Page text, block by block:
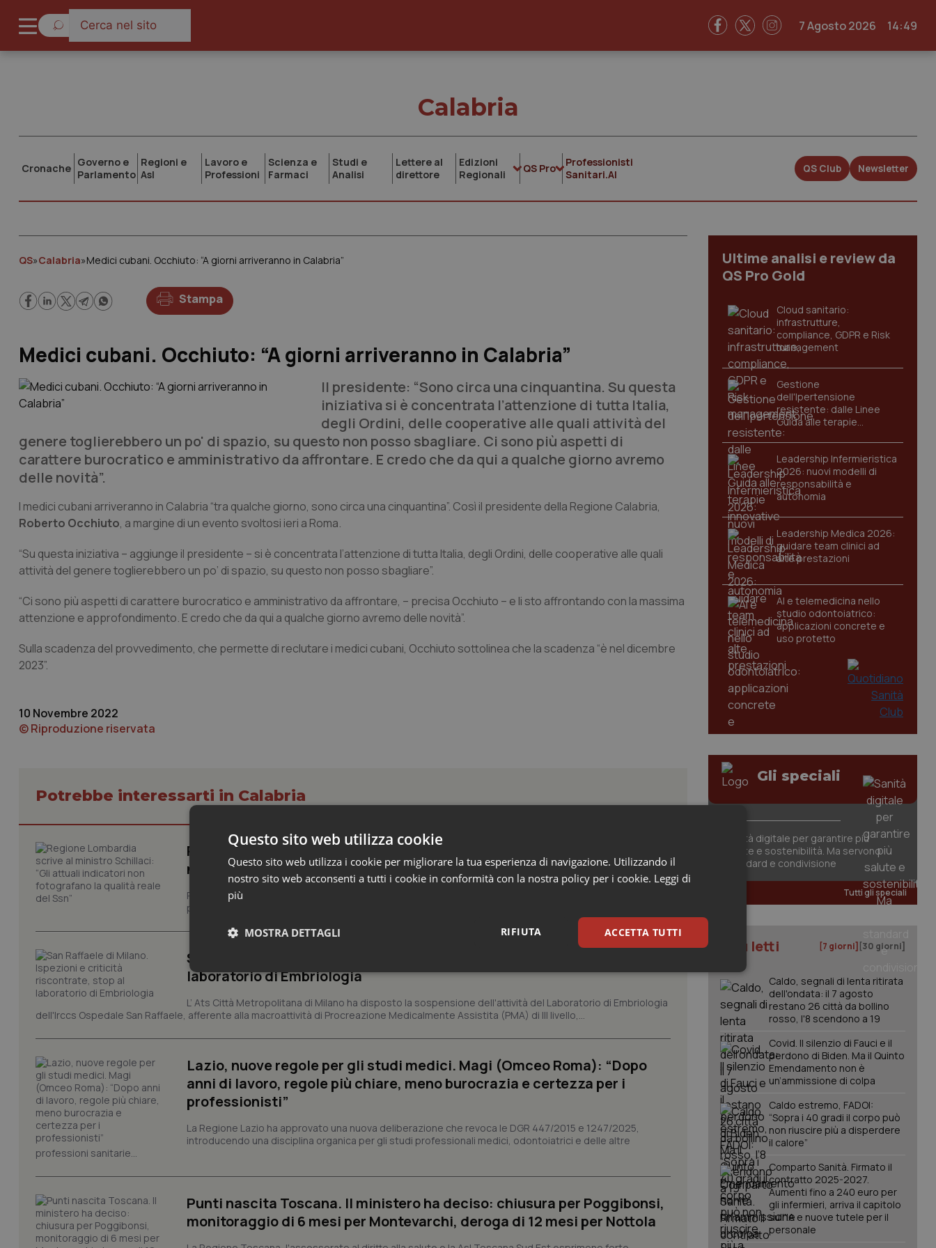
7 Agosto 2026 14:49
Calabria
Cronache Governo e
Parlamento
Regioni e
Asl
Lavoro e
Professioni
Scienza e
Farmaci
Studi e
Analisi
Lettere al
direttore
Edizioni
Regionali
QS Pro
Professionisti
Sanitari.AI
QS Club Newsletter
QS»Calabria»Medici cubani. Occhiuto: “A giorni arriveranno in Calabria”
Stampa
Medici cubani. Occhiuto: “A giorni arriveranno in Calabria”
Il presidente: “Sono circa una cinquantina. Su questa
iniziativa si è concentrata l’attenzione di tutta Italia,
degli Ordini, delle cooperative alle quali attività del
genere toglierebbero un po' di spazio, su questo non posso sbagliare. Ci sono più aspetti di
carattere burocratico e amministrativo da affrontare. E credo che da qui a qualche giorno avremo
delle novità”.
I medici cubani arriveranno in Calabria “tra qualche giorno, sono circa una cinquantina”. Così il presidente della Regione Calabria,
Roberto Occhiuto, a margine di un evento svoltosi ieri a Roma.
“Su questa iniziativa – aggiunge il presidente – si è concentrata l’attenzione di tutta Italia, degli Ordini, delle cooperative alle quali
attività del genere toglierebbero un po’ di spazio, su questo non posso sbagliare”.
“Ci sono più aspetti di carattere burocratico e amministrativo da affrontare, – precisa Occhiuto – e li sto affrontando con la massima
attenzione e approfondimento. E credo che da qui a qualche giorno avremo delle novità”.
Sulla scadenza del provvedimento, che permette di reclutare i medici cubani, Occhiuto sottolinea che la scadenza “è nel dicembre
2023”.
10 Novembre 2022
© Riproduzione riservata
Potrebbe interessarti in Calabria
Regione Lombardia scrive al ministro Schillaci: “Gli attuali indicatori
non fotografano la qualità reale del Ssn”
Regione Lombardia chiede al Ministero della Salute di rivedere il sistema con cui vengono misurate le
performance del Servizio sanitario nazionale. Lo fa con una lettera firmata dall'assessore al Welfare...
San Raffaele di Milano. Ispezioni e criticità riscontrate, stop al
laboratorio di Embriologia
L’ Ats Città Metropolitana di Milano ha disposto la sospensione dell'attività del Laboratorio di Embriologia
dell'Irccs Ospedale San Raffaele, afferente alla macroattività di Procreazione Medicalmente Assistita (PMA) di III livello,...
Lazio, nuove regole per gli studi medici. Magi (Omceo Roma): “Dopo
anni di lavoro, regole più chiare, meno burocrazia e certezza per i
professionisti”
La Regione Lazio ha approvato una nuova deliberazione che revoca le DGR 447/2015 e 1247/2025,
introducendo una disciplina organica per gli studi professionali medici, odontoiatrici e delle altre
professioni sanitarie...
Punti nascita Toscana. Il ministero ha deciso: chiusura per Poggibonsi,
monitoraggio di 6 mesi per Montevarchi, deroga di 12 mesi per Nottola
Ultime analisi e review da
QS Pro Gold
Cloud sanitario:
infrastrutture,
compliance, GDPR e Risk
management
Gestione
dell'Ipertensione
resistente: dalle Linee
Guida alle terapie
innovative
Leadership Infermieristica
2026: nuovi modelli di
responsabilità e
autonomia
Leadership Medica 2026:
guidare team clinici ad
alte prestazioni
AI e telemedicina nello
studio odontoiatrico:
applicazioni concrete e
uso protetto
Gli speciali
Sanità digitale per garantire più
salute e sostenibilità. Ma servono
standard e condivisione
Tutti gli speciali
I più letti [7 giorni] [30 giorni]
Caldo, segnali di lenta ritirata
dell'ondata: il 7 agosto
restano 26 città da bollino
rosso, l'8 scendono a 19
Covid. Il silenzio di Fauci e il
perdono di Biden. Ma il Quinto
Emendamento non è
un’ammissione di colpa
Caldo estremo, FADOI:
“Sopra i 40 gradi il corpo può
non riuscire più a disperdere
il calore”
Comparto Sanità. Firmato il
contratto 2025-2027.
Aumenti fino a 240 euro per
gli infermieri, arriva il capitolo
sull'IA e nuove tutele per il
personale
Questo sito web utilizza cookie
Questo sito web utilizza i cookie per migliorare la tua esperienza di navigazione. Utilizzando il
nostro sito web acconsenti a tutti i cookie in conformità con la nostra policy per i cookie. Leggi di
più
ACCETTA TUTTI
RIFIUTA
MOSTRA DETTAGLI
Necessari Statistici Marketing
Necessari Statistici Marketing
I cookie necessari contribuiscono a rendere fruibile il sito web abilitandone funzionalità di base quali la navigazione sulle pagine
e l'accesso alle aree protette del sito. Il sito web non è in grado di funzionare correttamente senza questi cookie.
Nome
Fornitore/Dominio Scadenza
Descrizione
VISITOR_PRIVACY_METADATA
del visitatore riguardo a varie politiche e
preferenze siano onorate nelle sessioni future.
CookieScriptConsent
CookieScript
www.quotidianosanita.it
5 mesi 3
settimane
Questo cookie viene utilizzato dal servizio Cookie-
Script.com per ricordare le preferenze di consenso